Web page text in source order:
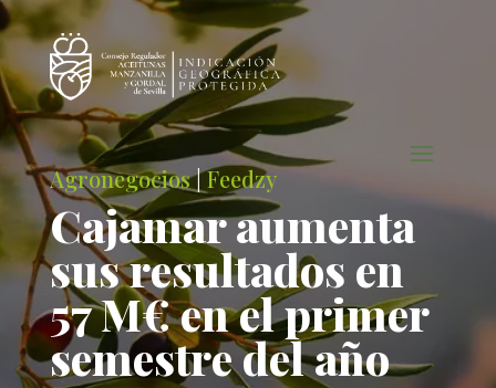
Agronegocios|Feedzy
Cajamar aumenta
sus resultados en
57 M€ en el primer
semestre del año